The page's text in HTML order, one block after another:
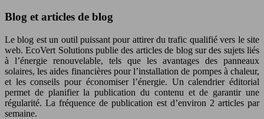
Blog et articles de blog
Le blog est un outil puissant pour attirer du trafic qualifié vers le site
web. EcoVert Solutions publie des articles de blog sur des sujets liés
à l’énergie renouvelable, tels que les avantages des panneaux
solaires, les aides financières pour l’installation de pompes à chaleur,
et les conseils pour économiser l’énergie. Un calendrier éditorial
permet de planifier la publication du contenu et de garantir une
régularité. La fréquence de publication est d’environ 2 articles par
semaine.